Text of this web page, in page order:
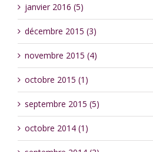
janvier 2016 (5)
décembre 2015 (3)
novembre 2015 (4)
octobre 2015 (1)
septembre 2015 (5)
octobre 2014 (1)